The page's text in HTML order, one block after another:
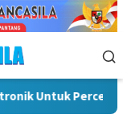
Pentingnya AI